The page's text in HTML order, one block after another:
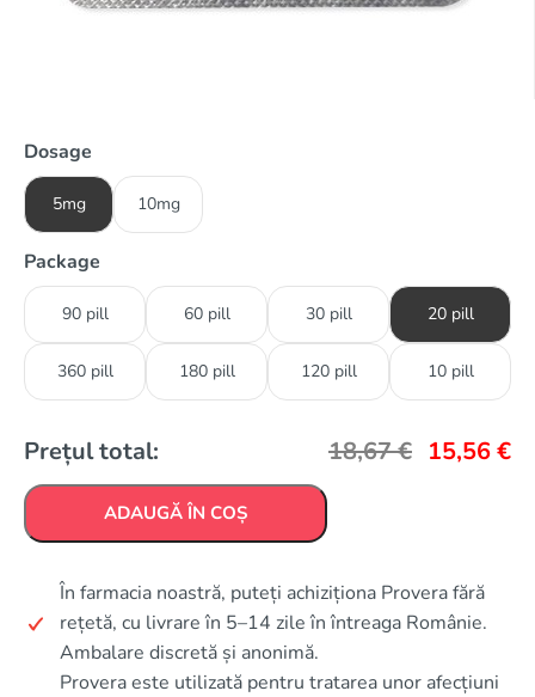
Dosage
5mg 10mg
Package
90 pill 60 pill 30 pill 20 pill
360 pill 180 pill 120 pill 10 pill
Prețul total: 18,67€ 15,56€
ADAUGĂ ÎN COȘ
În farmacia noastră, puteți achiziționa Provera fără
rețetă, cu livrare în 5–14 zile în întreaga Românie.
Ambalare discretă și anonimă.
Provera este utilizată pentru tratarea unor afecțiuni